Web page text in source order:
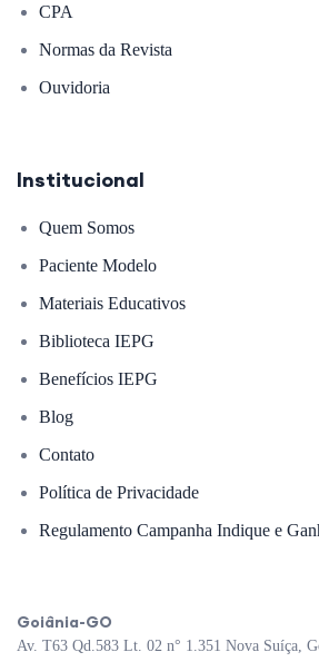
CPA
Normas da Revista
Ouvidoria
Institucional
Quem Somos
Paciente Modelo
Materiais Educativos
Biblioteca IEPG
Benefícios IEPG
Blog
Contato
Política de Privacidade
Regulamento Campanha Indique e
Goiânia-GO
Av. T63 Qd.583 Lt. 02 n° 1.351 Nova Suíça,